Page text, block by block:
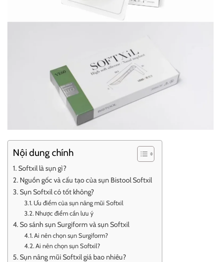
Nội dung chính
Softxil là sụn gì?
Nguồn gốc và cấu tạo của sụn Bistool Softxil
Sụn Softxil có tốt không?
Ưu điểm của sụn nâng mũi Softxil
Nhược điểm cần lưu ý
So sánh sụn Surgiform và sụn Softxil
Ai nên chọn sụn Surgiform?
Ai nên chọn sụn Softxil?
Sụn nâng mũi Softxil giá bao nhiêu?